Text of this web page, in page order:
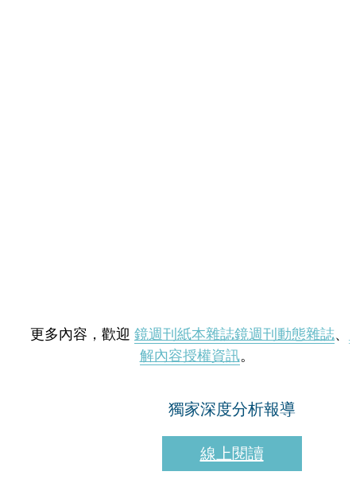
更多內容，歡迎 鏡週刊紙本雜誌鏡週刊動態雜誌、
解內容授權資訊。
獨家深度分析報導
線上閱讀